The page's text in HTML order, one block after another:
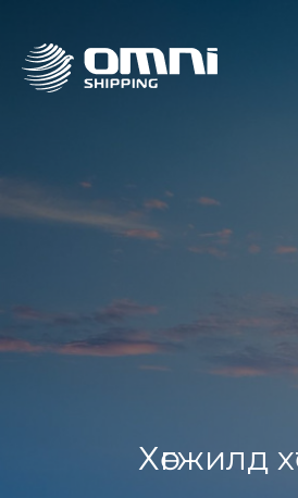
Хөгжилд